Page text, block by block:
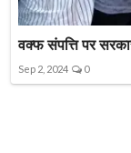
वक्फ संपत्ति पर
Sep 2, 2024 0